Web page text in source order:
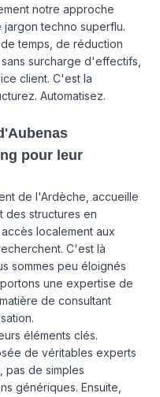
notre approche
techno superflu.
temps, de réduction
surcharge d'effectifs,
client. C'est la
Automatisez.
pour leur
de l'Ardèche, accueille
des structures en
localement aux
C'est là
sommes peu éloignés
une expertise de
de consultant
éléments clés.
de véritables experts
pas de simples
génériques. Ensuite,